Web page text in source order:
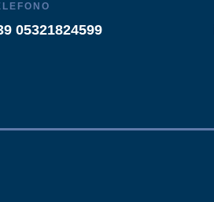
05321824599